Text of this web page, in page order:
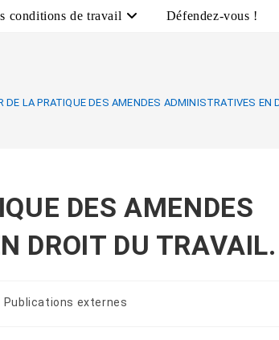
conditions de travail Défendez-vous !
DE LA PRATIQUE DES AMENDES ADMINISTRATIVES EN
DES AMENDES
DROIT DU TRAVAIL.
Publications externes